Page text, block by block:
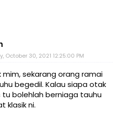
October 30, 2021 12:25:00 PM
mim, sekarang orang ramai
begedil. Kalau siapa otak
tu bolehlah berniaga tauhu
klasik ni.